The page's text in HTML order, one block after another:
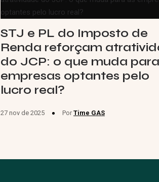
STJ e PL do Imposto de
Renda reforçam
do JCP: o que muda
empresas optantes pelo
lucro real?
27 nov de 2025 Por Time GAS